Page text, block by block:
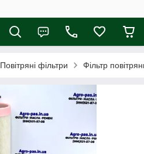
Повітряні фільтри Фільтр